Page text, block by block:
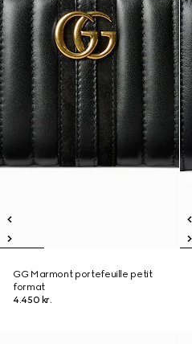
GG Marmont portefeuille petit
format
4.450 kr.